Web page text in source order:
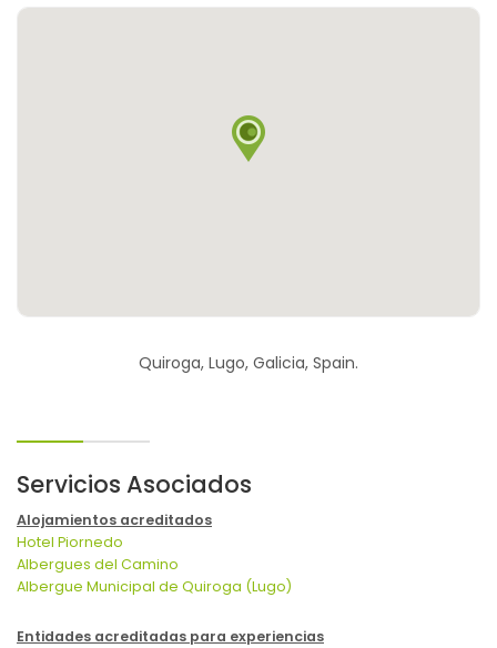
Quiroga, Lugo, Galicia, Spain.
Servicios Asociados
Alojamientos acreditados
Hotel Piornedo
Albergues del Camino
Albergue Municipal de Quiroga (Lugo)
Entidades acreditadas para experiencias